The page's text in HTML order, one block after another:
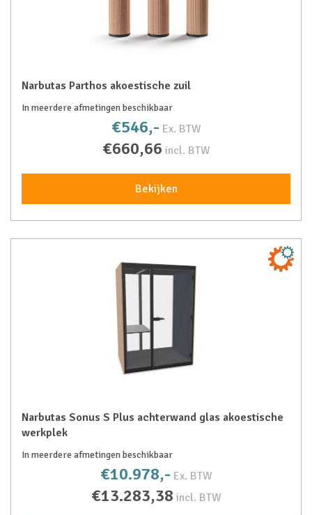
Narbutas Parthos akoestische zuil
In meerdere afmetingen beschikbaar
€546,- Ex. BTW
€660,66 incl. BTW
Bekijken
Narbutas Sonus S Plus achterwand glas akoestische
werkplek
In meerdere afmetingen beschikbaar
€10.978,- Ex. BTW
€13.283,38 incl. BTW